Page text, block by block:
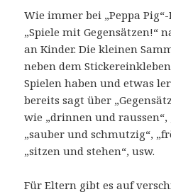
Wie immer bei „Peppa
„Spiele mit Gegensätzen!“
an Kinder. Die kleinen
neben dem
Spielen haben und etwas
bereits sagt über
wie „drinnen und
„sauber und schmutzig“,
„sitzen und stehen“, usw.
Für Eltern gibt es auf